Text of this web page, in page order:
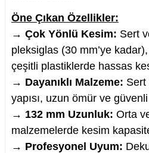
Öne Çıkan Özellikler:
→ Çok Yönlü Kesim: Sert
pleksiglas (30 mm’ye
çeşitli plastiklerde hassas
→ Dayanıklı Malzeme: Sert
yapısı, uzun ömür ve
→ 132 mm Uzunluk: Orta
malzemelerde kesim
→ Profesyonel Uyum: